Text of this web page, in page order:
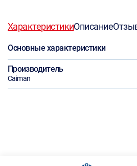
ХарактеристикиОписание
Основные характеристики
Производитель
Caiman